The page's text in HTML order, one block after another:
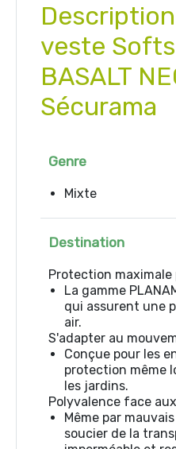
veste
BASALT
Sécurama
Genre
Mixte
Destination
Protection
La gamme
qui assurent une
air.
S'adapter au
Conçue pour les
protection même
les jardins.
Polyvalence face
Même par
soucier de la